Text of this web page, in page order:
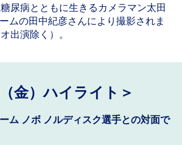
尿病とともに生きるカメラマン太田
ムの田中紀彦さんにより撮影されま
出演除く）。
金）ハイライト＞
ム ノボ ノルディスク選手との対面で